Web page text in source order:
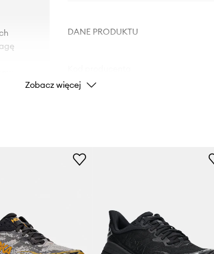
się
stopy
DANE PRODUKTU
Marka
ID Produktu
Zobacz więcej